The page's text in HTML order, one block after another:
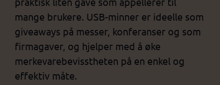
mange brukere. USB-minner er ideelle som
giveaways på messer, konferanser og som
firmagaver, og hjelper med å øke
merkevarebevisstheten på en enkel og
effektiv måte.